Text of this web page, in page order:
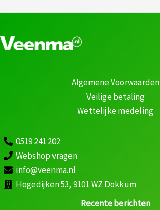
Algemene Voorwaarden
Veilige betaling
Wettelijke medeling
0519 241 202
Webshop vragen
info@veenma.nl
Hogedijken 53, 9101 WZ Dokkum
Recente berichten